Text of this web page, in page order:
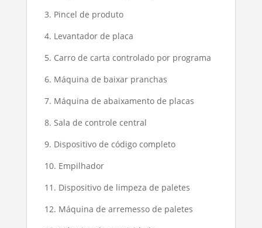
3. Pincel de produto
4. Levantador de placa
5. Carro de carta controlado por programa
6. Máquina de baixar pranchas
7. Máquina de abaixamento de placas
8. Sala de controle central
9. Dispositivo de código completo
10. Empilhador
11. Dispositivo de limpeza de paletes
12. Máquina de arremesso de paletes